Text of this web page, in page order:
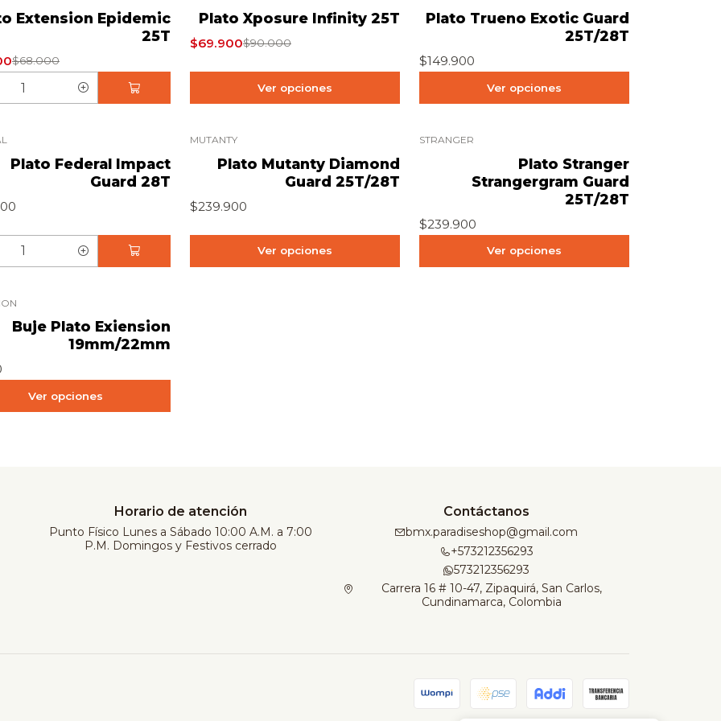
Extension Epidemic
25T
$68.000
Plato Xposure Infinity 25T
$69.900$90.000
Ver opciones
Plato Trueno Exotic Guard
25T/28T
$149.900
Ver opciones
Plato Federal Impact
Guard 28T
MUTANTY
Plato Mutanty Diamond
Guard 25T/28T
$239.900
Ver opciones
STRANGER
Plato Stranger
Strangergram Guard
25T/28T
$239.900
Ver opciones
Buje Plato Exiension
19mm/22mm
Ver opciones
Horario de atención
Punto Físico Lunes a Sábado 10:00 A.M. a 7:00
P.M. Domingos y Festivos cerrado
Contáctanos
bmx.paradiseshop@gmail.com
+573212356293
573212356293
Carrera 16 # 10-47, Zipaquirá, San Carlos,
Cundinamarca, Colombia